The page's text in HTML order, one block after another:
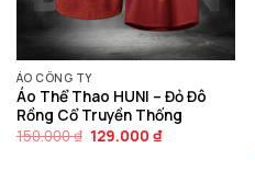
ÁO CÔNG TY
Áo Thể Thao HUNI – Đỏ Đô
Rồng Cổ Truyền Thống
150.000₫ Giá
129.000 ₫Giá